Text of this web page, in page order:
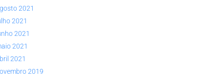
2021
2021
2021
2021
2021
2019